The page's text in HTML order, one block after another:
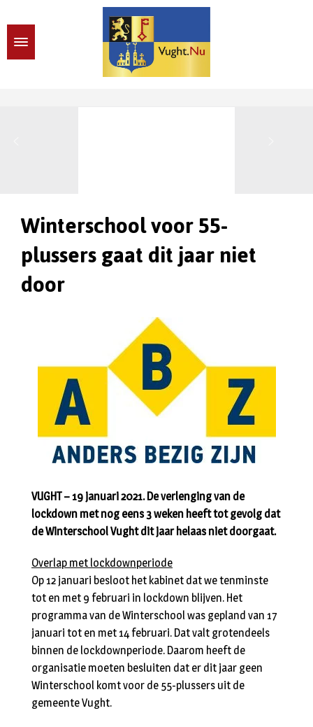
Winterschool voor 55-
plussers gaat dit jaar niet
door
VUGHT – 19 januari 2021. De verlenging van de
lockdown met nog eens 3 weken heeft tot gevolg dat
de Winterschool Vught dit jaar helaas niet doorgaat.
Overlap met lockdownperiode
Op 12 januari besloot het kabinet dat we tenminste
tot en met 9 februari in lockdown blijven. Het
programma van de Winterschool was gepland van 17
januari tot en met 14 februari. Dat valt grotendeels
binnen de lockdownperiode. Daarom heeft de
organisatie moeten besluiten dat er dit jaar geen
Winterschool komt voor de 55-plussers uit de
gemeente Vught.